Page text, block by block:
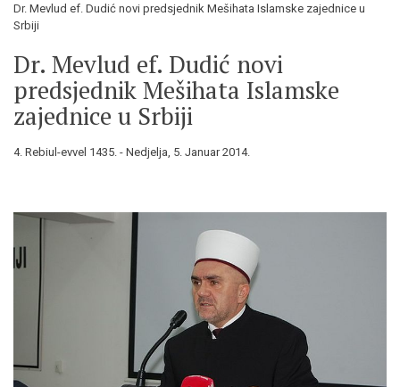
Dr. Mevlud ef. Dudić novi predsjednik Mešihata Islamske zajednice u
Srbiji
Dr. Mevlud ef. Dudić novi
predsjednik Mešihata Islamske
zajednice u Srbiji
4. Rebiul-evvel 1435. - Nedjelja, 5. Januar 2014.